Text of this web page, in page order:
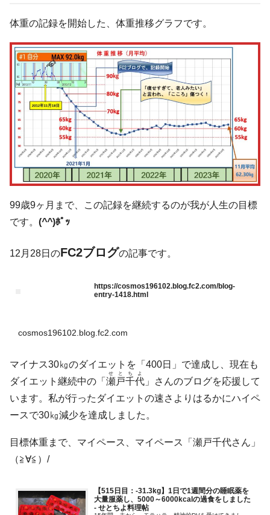
体重の記録を開始した、体重推移グラフです。
99歳9ヶ月まで、この記録を継続するのが我が人生の目標
です。 (^^)ﾎﾟｯ
12月28日のFC2ブログの記事です。
https://cosmos196102.blog.fc2.com/blog-
entry-1418.html
cosmos196102.blog.fc2.com
マイナス30㎏のダイエットを「400日」で達成し、現在も
ダイエット継続中の「 瀬戸千代
せとちよ
」さんのブログを応援して
います。私が行ったダイエットの速さよりはるかにハイペ
ースで30㎏減少を達成しました。
目標体重まで、マイペース、マイペース「瀬戸千代さん」
（≧∀≦）/
【515日目：-31.3kg】1日で1週間分の睡眠薬を
大量服薬し、5000～6000kcalの過食をしました
- せとちよ料理帖